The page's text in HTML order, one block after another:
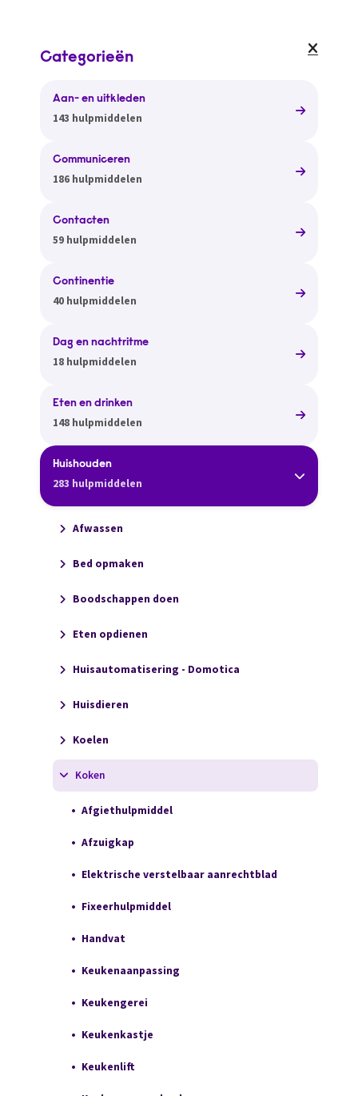
Categorieën
Aan- en uitkleden
143 hulpmiddelen
Communiceren
186 hulpmiddelen
Contacten
59 hulpmiddelen
Continentie
40 hulpmiddelen
Dag en nachtritme
18 hulpmiddelen
Eten en drinken
148 hulpmiddelen
Huishouden
283 hulpmiddelen
Afwassen
Bed opmaken
Boodschappen doen
Eten opdienen
Huisautomatisering - Domotica
Huisdieren
Koelen
Koken
Afgiethulpmiddel
Afzuigkap
Elektrische verstelbaar aanrechtblad
Fixeerhulpmiddel
Handvat
Keukenaanpassing
Keukengerei
Keukenkastje
Keukenlift